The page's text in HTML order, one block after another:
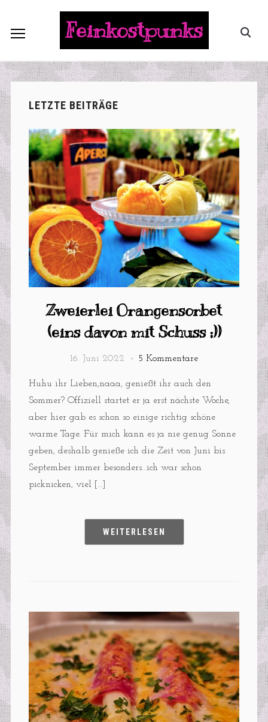
Feinkostpunks
LETZTE BEITRÄGE
Zweierlei Orangensorbet
(eins davon mit Schuss ;))
16. Juni 2022 5 Kommentare
Huhu ihr Lieben,naaa, genießt ihr auch den
Sommer? Offiziell startet er ja erst nächste Woche,
aber hier gab es schon so einige richtig schöne
warme Tage. Für mich kann es ja nie genug Sonne
geben, deshalb genieße ich die Zeit von Juni bis
September immer besonders…ich war schon
picknicken, viel […]
WEITERLESEN